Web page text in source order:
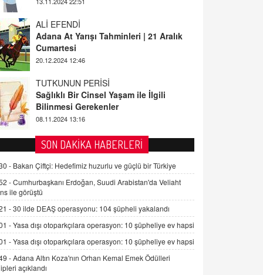
Adana At Yarışı Tahminleri | 21 Aralık
Cumartesi
20.12.2024 12:46
Sağlıklı Bir Cinsel Yaşam ile İlgili
Bilinmesi Gerekenler
08.11.2024 13:16
Tezkere Onaylanmasaydı…
2 Kasım 2021 Salı 00:11
AV. DOĞAN CAN DOĞAN
Kişisel verilerin korunması ve dijital
hukukun gelişimi
15.09.2025 16:17
SEHER EREK
Kış Ayları Geldi, Hangi Önlemler
Alınmalı?
SON DAKİKA HABERLERİ
- Bakan Çiftçi: Hedefimiz huzurlu ve güçlü bir Türkiye
-Cumhurbaşkanı Erdoğan, Suudi Arabistan'da Veliaht
ile görüştü
-30 ilde DEAŞ operasyonu: 104 şüpheli yakalandı
-Yasa dışı otoparkçılara operasyon: 10 şüpheliye ev hapsi
-Yasa dışı otoparkçılara operasyon: 10 şüpheliye ev hapsi
-Adana Altın Koza'nın Orhan Kemal Emek Ödülleri
açıklandı